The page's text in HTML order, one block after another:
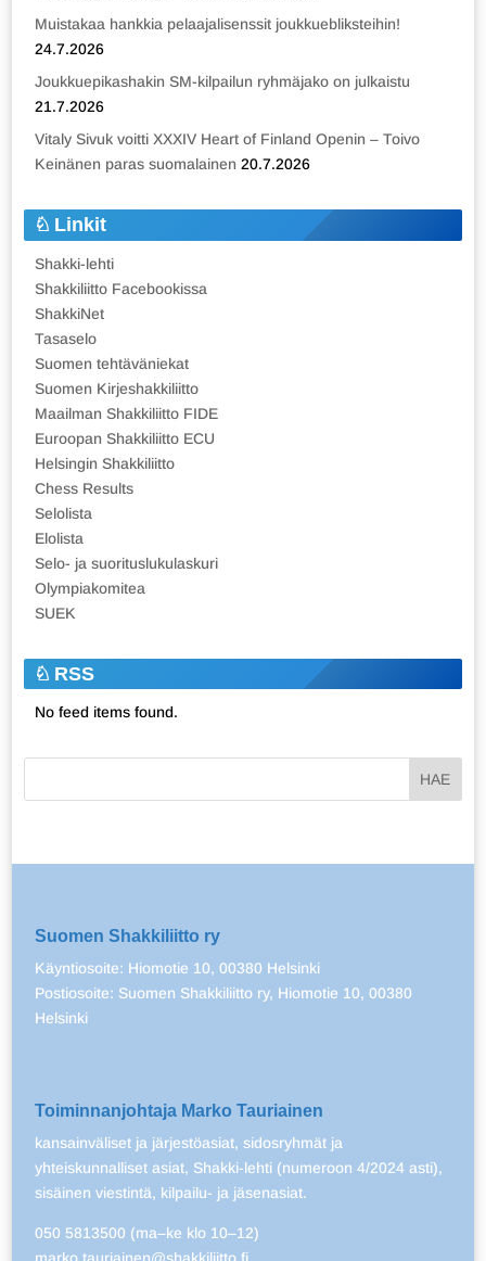
Muistakaa hankkia pelaajalisenssit joukkuebliksteihin!
24.7.2026
Joukkuepikashakin SM-kilpailun ryhmäjako on julkaistu
21.7.2026
Vitaly Sivuk voitti XXXIV Heart of Finland Openin – Toivo
Keinänen paras suomalainen 20.7.2026
Linkit
Shakki-lehti
Shakkiliitto Facebookissa
ShakkiNet
Tasaselo
Suomen tehtäväniekat
Suomen Kirjeshakkiliitto
Maailman Shakkiliitto FIDE
Euroopan Shakkiliitto ECU
Helsingin Shakkiliitto
Chess Results
Selolista
Elolista
Selo- ja suorituslukulaskuri
Olympiakomitea
SUEK
RSS
No feed items found.
Suomen Shakkiliitto ry
Käyntiosoite: Hiomotie 10, 00380 Helsinki
Postiosoite: Suomen Shakkiliitto ry, Hiomotie 10, 00380
Helsinki
Toiminnanjohtaja Marko Tauriainen
kansainväliset ja järjestöasiat, sidosryhmät ja
yhteiskunnalliset asiat, Shakki-lehti (numeroon 4/2024 asti),
sisäinen viestintä, kilpailu- ja jäsenasiat.
050 5813500 (ma–ke klo 10–12)